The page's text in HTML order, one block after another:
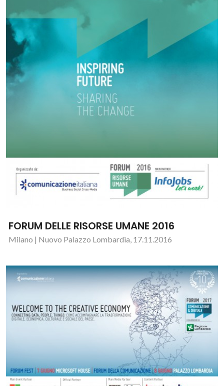
FORUM DELLE RISORSE UMANE 2016
Milano | Nuovo Palazzo Lombardia, 17.11.2016